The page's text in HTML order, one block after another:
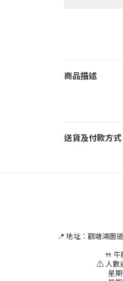
商品描述
送貨及付款方式
📍 地址：觀塘鴻圖
🍴
⚠ 人數
星